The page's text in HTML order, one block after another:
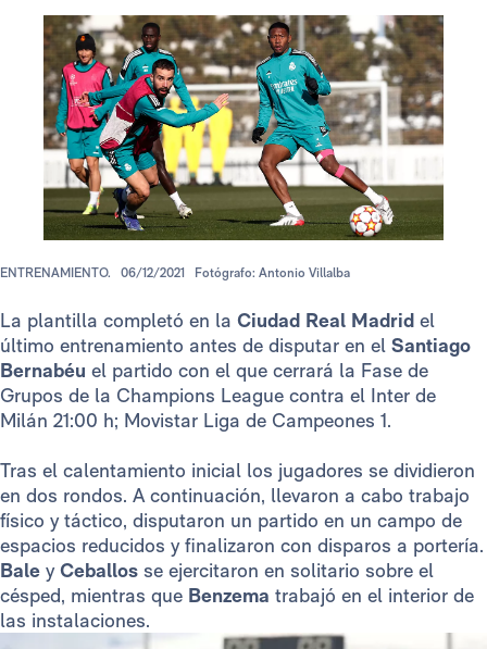
ENTRENAMIENTO. 06/12/2021 Fotógrafo: Antonio Villalba
La plantilla completó en la Ciudad Real Madrid el
último entrenamiento antes de disputar en el Santiago
Bernabéu el partido con el que cerrará la Fase de
Grupos de la Champions League contra el Inter de
Milán 21:00 h; Movistar Liga de Campeones 1.
Tras el calentamiento inicial los jugadores se dividieron
en dos rondos. A continuación, llevaron a cabo trabajo
físico y táctico, disputaron un partido en un campo de
espacios reducidos y finalizaron con disparos a portería.
Bale yCeballos se ejercitaron en solitario sobre el
césped, mientras que Benzema trabajó en el interior de
las instalaciones.